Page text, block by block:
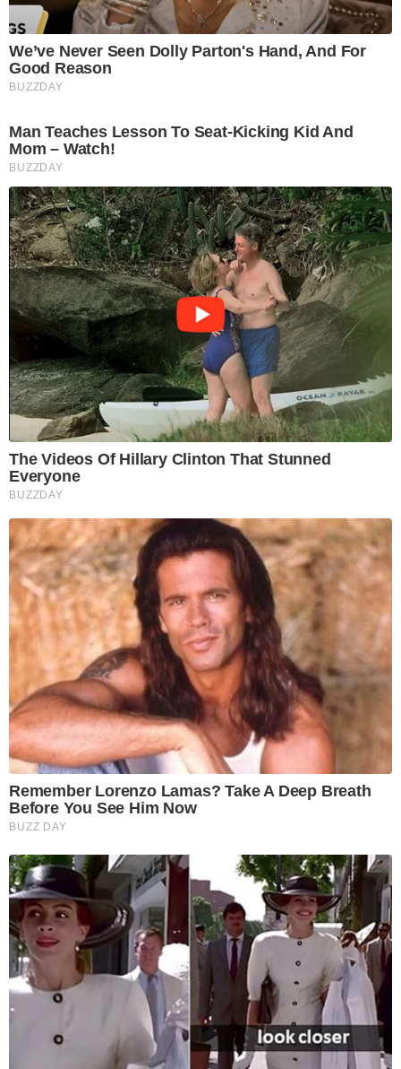
We’ve Never Seen Dolly Parton's Hand, And For
Good Reason
BUZZDAY
Man Teaches Lesson To Seat-Kicking Kid And
Mom – Watch!
BUZZDAY
The Videos Of Hillary Clinton That Stunned
Everyone
BUZZDAY
Remember Lorenzo Lamas? Take A Deep Breath
Before You See Him Now
BUZZ DAY